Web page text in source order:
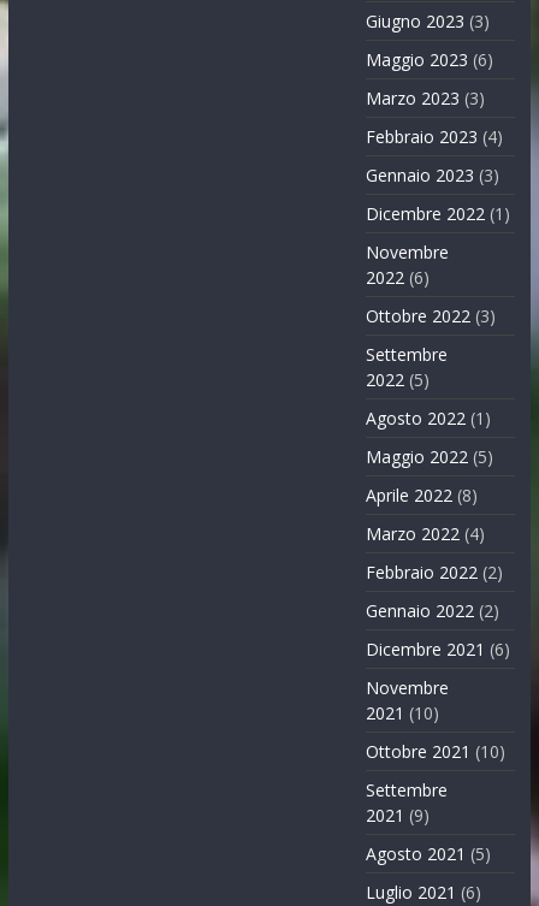
Giugno 2023 (3)
Maggio 2023 (6)
Marzo 2023 (3)
Febbraio 2023 (4)
Gennaio 2023 (3)
Dicembre 2022 (1)
Novembre
2022 (6)
Ottobre 2022 (3)
Settembre
2022 (5)
Agosto 2022 (1)
Maggio 2022 (5)
Aprile 2022 (8)
Marzo 2022 (4)
Febbraio 2022 (2)
Gennaio 2022 (2)
Dicembre 2021 (6)
Novembre
2021 (10)
Ottobre 2021 (10)
Settembre
2021 (9)
Agosto 2021 (5)
Luglio 2021 (6)